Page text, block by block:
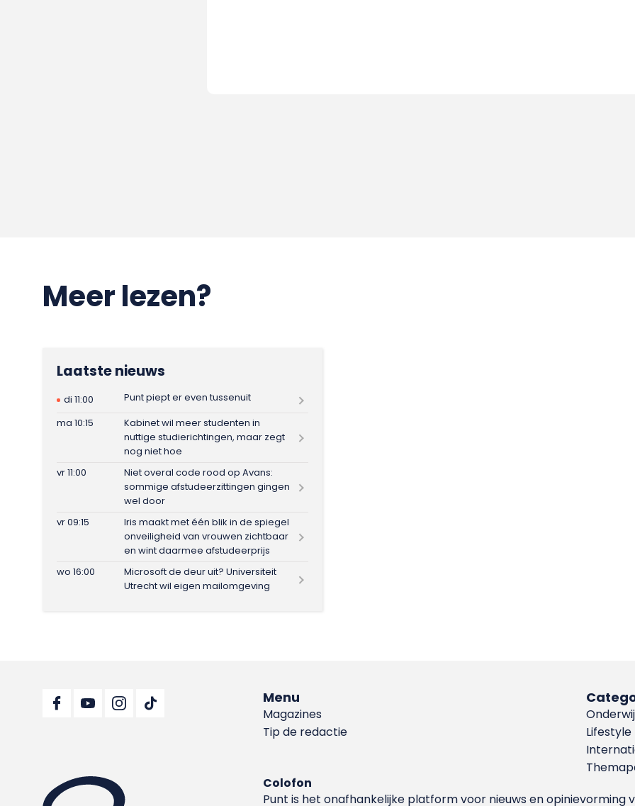
Meer lezen?
Laatste nieuws
di 11:00
Punt piept er even tussenuit
ma 10:15
Kabinet wil meer studenten in
nuttige studierichtingen, maar zegt
nog niet hoe
vr 11:00
Niet overal code rood op Avans:
sommige afstudeerzittingen gingen
wel door
vr 09:15
Iris maakt met één blik in de spiegel
onveiligheid van vrouwen zichtbaar
en wint daarmee afstudeerprijs
wo 16:00
Microsoft de deur uit? Universiteit
Utrecht wil eigen mailomgeving
Menu
Magazines
Tip de redactie
Lifestyle
Colofon
Punt is het onafhankelijke platform voor nieuws en